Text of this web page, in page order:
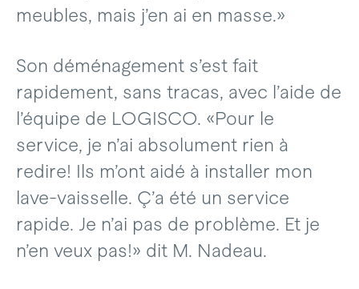
meubles, mais j’en ai en masse.»
Son déménagement s’est fait
rapidement, sans tracas, avec l’aide de
l’équipe de LOGISCO. «Pour le
service, je n’ai absolument rien à
redire! Ils m’ont aidé à installer mon
lave-vaisselle. Ç’a été un service
rapide. Je n’ai pas de problème. Et je
n’en veux pas!» dit M. Nadeau.